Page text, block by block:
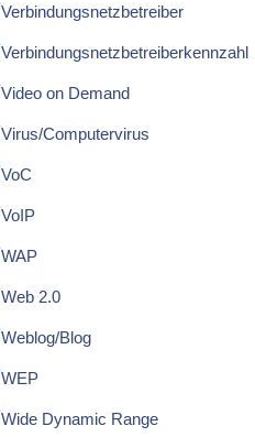
Verbindungsnetzbetreiber
Verbindungsnetzbetreiberkennzahl
Video on Demand
Virus/Computervirus
VoC
VoIP
WAP
Web 2.0
Weblog/Blog
WEP
Wide Dynamic Range